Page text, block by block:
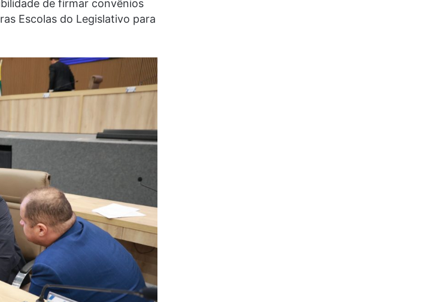
de firmar convênios
Escolas do Legislativo para